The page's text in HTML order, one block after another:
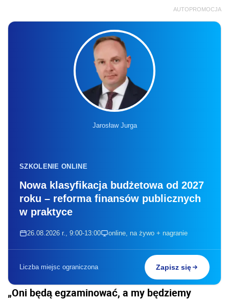
AUTOPROMOCJA
Jarosław Jurga
SZKOLENIE ONLINE
Nowa klasyfikacja budżetowa od 2027
roku – reforma finansów publicznych
w praktyce
26.08.2026 r., 9:00-13:00 online, na żywo + nagranie
Liczba miejsc ograniczona Zapisz się
„Oni będą egzaminować, a my będziemy